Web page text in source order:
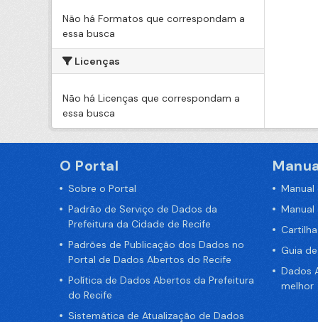
Não há Formatos que correspondam a
essa busca
Licenças
Não há Licenças que correspondam a
essa busca
O Portal
Sobre o Portal
Padrão de Serviço de Dados da
Prefeitura da Cidade de Recife
Padrões de Publicação dos Dados no
Portal de Dados Abertos do Recife
Política de Dados Abertos da Prefeitura
do Recife
Sistemática de Atualização de Dados
Guia
Dados
melhor